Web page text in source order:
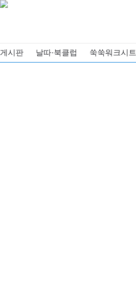
게시판 날따·북클럽 쑥쑥워크시트